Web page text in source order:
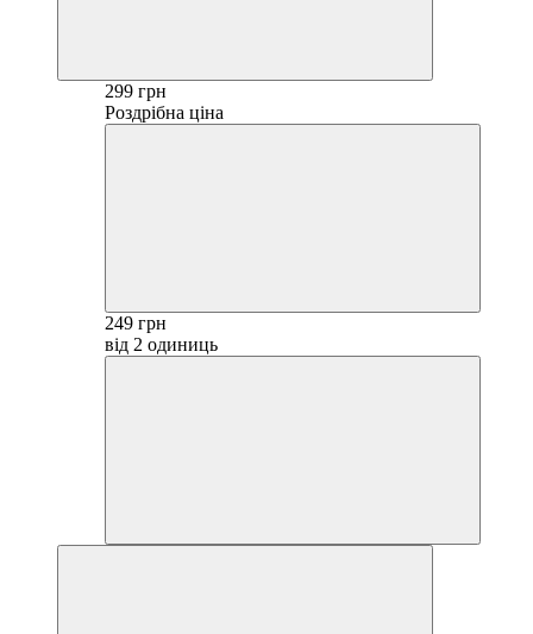
299 грн
Роздрібна ціна
249 грн
від 2 одиниць